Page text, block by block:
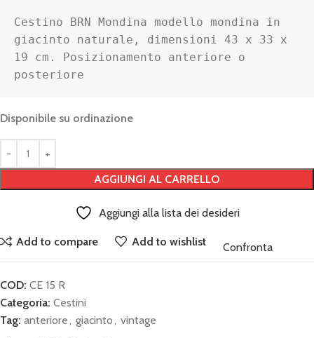
Cestino BRN Mondina modello mondina in
giacinto naturale, dimensioni 43 x 33 x
19 cm. Posizionamento anteriore o
posteriore
Disponibile su ordinazione
AGGIUNGI AL CARRELLO
Aggiungi alla lista dei desideri
Add to compare Add to wishlist Confronta
COD: CE 15 R
Categoria: Cestini
Tag: anteriore, giacinto, vintage